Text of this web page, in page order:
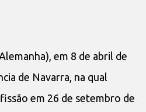
em 8 de abril de
de Navarra, na qual
em 26 de setembro de